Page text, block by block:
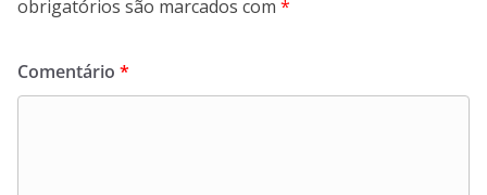
obrigatórios são marcados com *
Comentário *